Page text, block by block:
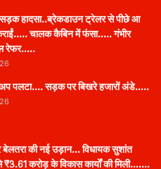
हादसा..ब्रेकडाउन ट्रेलर से पीछे आ
चालक कैबिन में फंसा….. गंभीर
रेफर…..
पलटा…. सड़क पर बिखरे हजारों अंडे…..
बेलतरा की नई उड़ान… विधायक सुशांत
करोड़ के विकास कार्यों की मिली…….